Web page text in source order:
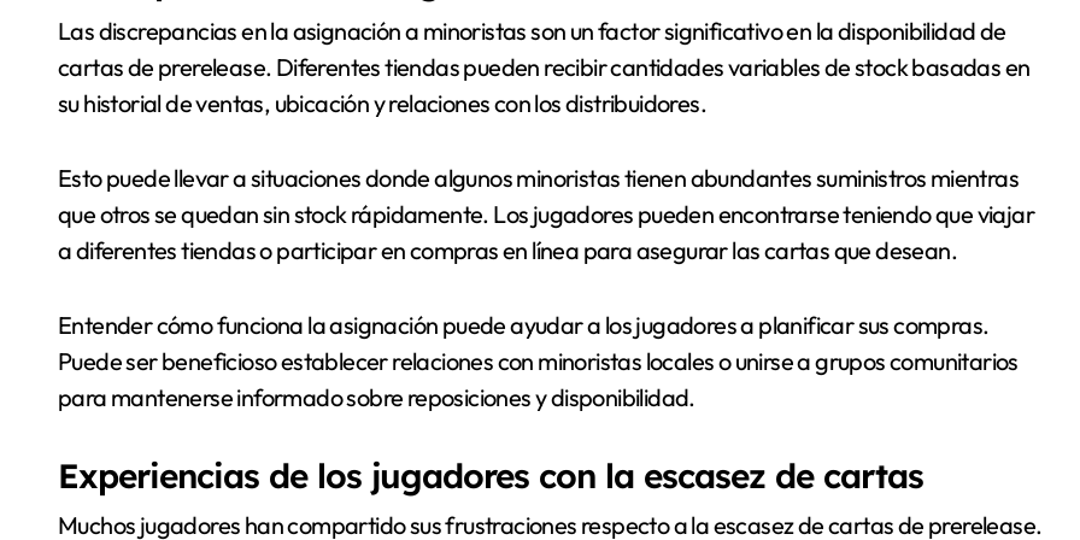
Las discrepancias en la asignación a minoristas son un factor significativo en la disponibilidad de
cartas de prerelease. Diferentes tiendas pueden recibir cantidades variables de stock basadas en
su historial de ventas, ubicación y relaciones con los distribuidores.
Esto puede llevar a situaciones donde algunos minoristas tienen abundantes suministros mientras
que otros se quedan sin stock rápidamente. Los jugadores pueden encontrarse teniendo que viajar
a diferentes tiendas o participar en compras en línea para asegurar las cartas que desean.
Entender cómo funciona la asignación puede ayudar a los jugadores a planificar sus compras.
Puede ser beneficioso establecer relaciones con minoristas locales o unirse a grupos comunitarios
para mantenerse informado sobre reposiciones y disponibilidad.
Experiencias de los jugadores con la escasez de cartas
Muchos jugadores han compartido sus frustraciones respecto a la escasez de cartas de prerelease.